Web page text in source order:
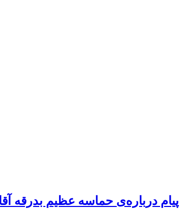
پیام درباره‌ی حماسه عظیم بدرقه